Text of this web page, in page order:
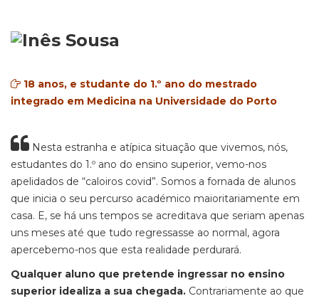
18 anos, e studante do 1.º ano do mestrado
integrado em Medicina na Universidade do Porto
Nesta estranha e atípica situação que vivemos, nós,
estudantes do 1.º ano do ensino superior, vemo-nos
apelidados de “caloiros covid”. Somos a fornada de alunos
que inicia o seu percurso académico maioritariamente em
casa. E, se há uns tempos se acreditava que seriam apenas
uns meses até que tudo regressasse ao normal, agora
apercebemo-nos que esta realidade perdurará.
Qualquer aluno que pretende ingressar no ensino
superior idealiza a sua chegada. Contrariamente ao que